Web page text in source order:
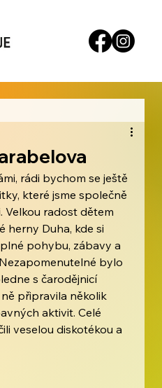
rádi bychom se ještě
které jsme společně
Velkou radost dětem
herny Duha, kde si
pohybu, zábavy a
bylo
s čarodějnicí
připravila několik
aktivit. Celé
veselou diskotékou a